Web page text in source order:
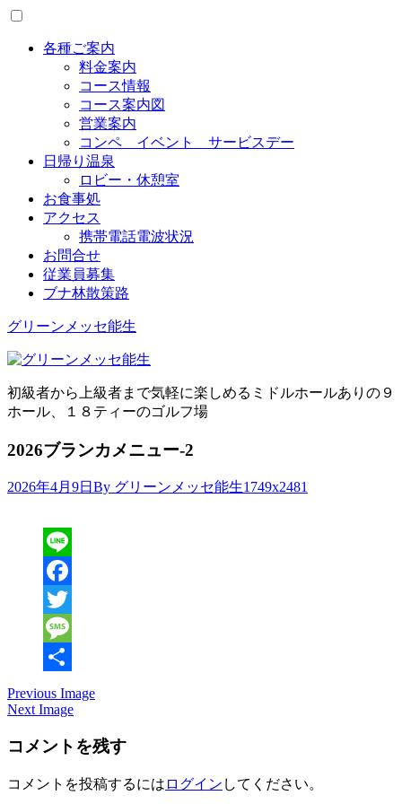
各種ご案内
料金案内
コース情報
コース案内図
営業案内
コンペ イベント サービスデー
日帰り温泉
ロビー・休憩室
お食事処
アクセス
携帯電話電波状況
お問合せ
従業員募集
ブナ林散策路
グリーンメッセ能生
初級者から上級者まで気軽に楽しめるミドルホールありの９
ホール、１８ティーのゴルフ場
2026ブランカメニュー-2
2026年4月9日 By グリーンメッセ能生Attachment
1749x2481
Line
Facebook
Twitter
Message
有
Previous Image
Next Image
コメントを残す
コメントを投稿するには ログイン してください。